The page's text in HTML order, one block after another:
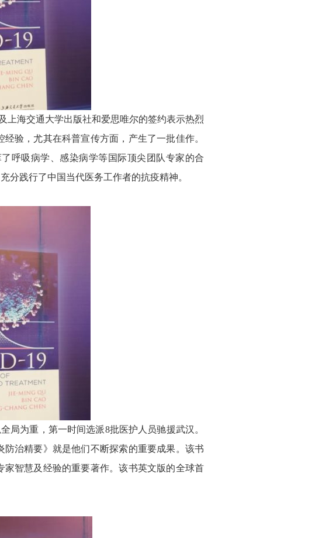
上海交通大学出版社和爱思唯尔的签约表示热烈
验，尤其在科普宣传方面，产生了一批佳作。
呼吸病学、感染病学等国际顶尖团队专家的合
分践行了中国当代医务工作者的抗疫精神。
局为重，第一时间选派8批医护人员驰援武汉。
治精要》就是他们不断探索的重要成果。该书
智慧及经验的重要著作。该书英文版的全球首